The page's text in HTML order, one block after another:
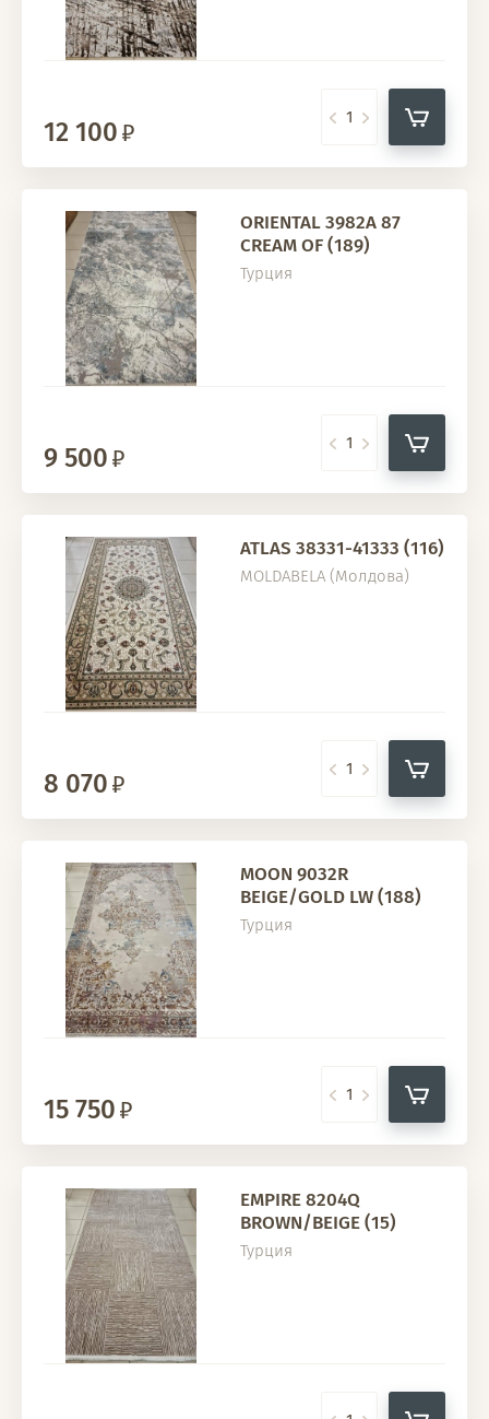
12 100
ORIENTAL 3982A 87
CREAM OF (189)
Турция
9 500
ATLAS 38331-41333 (116)
MOLDABELA (Молдова)
8 070
MOON 9032R
BEIGE/GOLD LW (188)
Турция
15 750
EMPIRE 8204Q
BROWN/BEIGE (15)
Турция